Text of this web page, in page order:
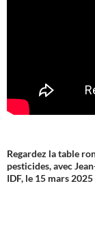
Regardez la table
pesticides, avec
IDF, le 15 mars